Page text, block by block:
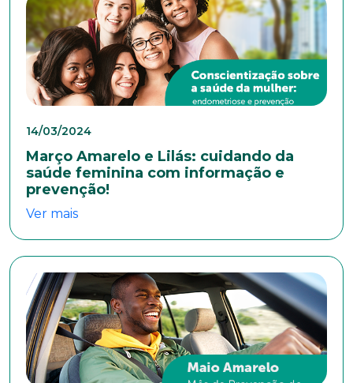
14/03/2024
Março Amarelo e Lilás: cuidando da
saúde feminina com informação e
prevenção!
Ver mais